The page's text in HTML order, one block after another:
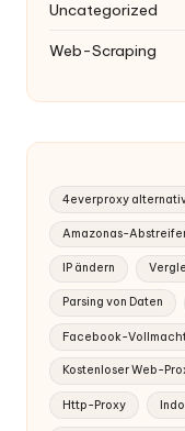
Uncategorized
Web-Scraping
4everproxy
Amazonas-
IP ändern
Parsing von Daten
Facebook-
Kostenloser Web-
Http-Proxy